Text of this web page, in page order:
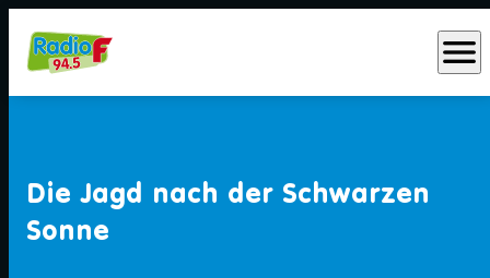
menu
Die Jagd nach der Schwarzen
Sonne